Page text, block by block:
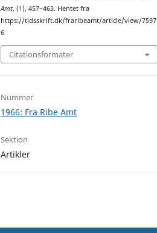
Amt, (1), 457–463. Hentet fra
https://tidsskrift.dk/fraribeamt/article/view/7597
6
Citationsformater
Nummer
1966: Fra Ribe Amt
Sektion
Artikler